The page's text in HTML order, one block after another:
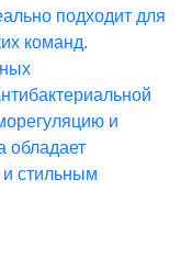
подходит для
команд.
и
обладает
и стильным